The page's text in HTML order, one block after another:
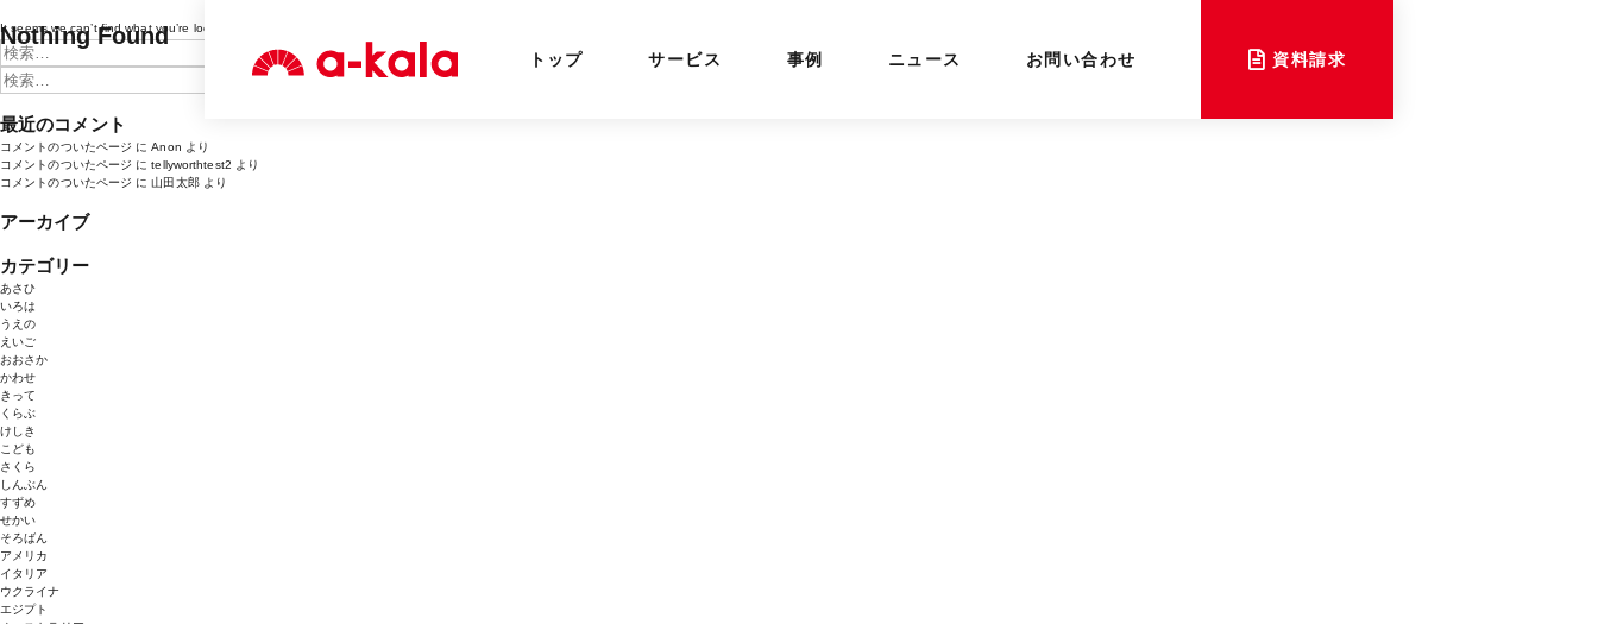
トップ サービス 事例 ニュース お問い合わせ 資料請求
Nothing Found
It seems we can’t find what you’re looking for. Perhaps searching can help.
検
索:
検
索:
最近のコメント
コメントのついたページ にAnon より
コメントのついたページ にtellyworthtest2 より
コメントのついたページ に山田太郎より
アーカイブ
カテゴリー
あさひ
いろは
うえの
えいご
おおさか
かわせ
きって
くらぶ
けしき
こども
さくら
しんぶん
すずめ
せかい
そろばん
アメリカ
イタリア
ウクライナ
エジプト